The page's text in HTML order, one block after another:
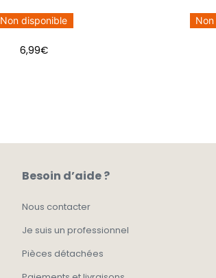
Non disponible
6,99€
Besoin d’aide ?
Nous contacter
Je suis un professionnel
Pièces détachées